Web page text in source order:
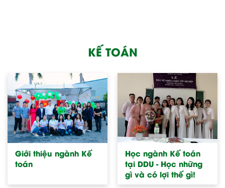
KẾ TOÁN
Giới thiệu ngành Kế
toán
Học ngành Kế toán
tại DDU - Học những
gì và có lợi thế gì!